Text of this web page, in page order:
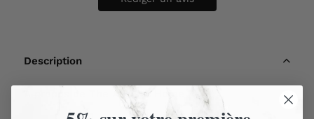
Description
À propos de The Ancient Home